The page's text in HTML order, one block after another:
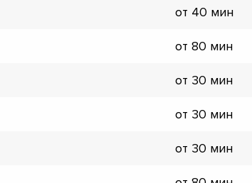
от 40 мин
от 80 мин
от 30 мин
от 30 мин
от 30 мин